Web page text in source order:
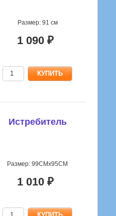
Размер: 91 см
1 090 ₽
Истребитель
Размер: 99СМх95СМ
1 010 ₽